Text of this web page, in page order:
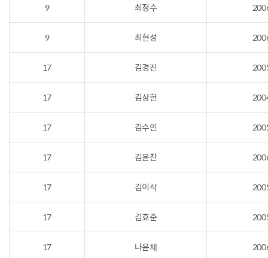
9 최정수
9 최현성
17 김경진
17 김상헌
17 김수민
17 김윤찬
17 김이삭
17 김효준
17 나윤채